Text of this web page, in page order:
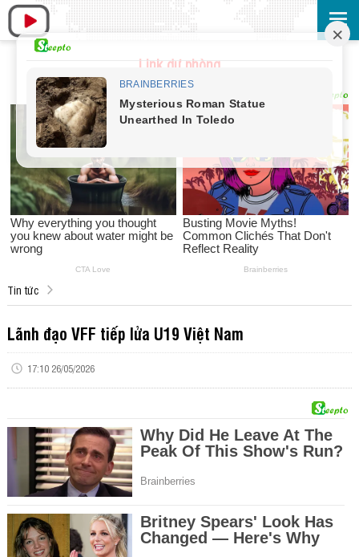
Link dự phòng
Tin tức
Lãnh đạo VFF tiếp lửa U19 Việt Nam
17:10 26/05/2026